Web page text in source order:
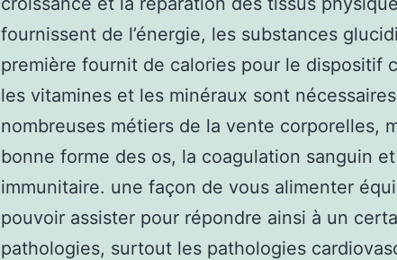
fournissent de l’énergie, les substances
première fournit de calories pour le dispositif
les vitamines et les minéraux sont
nombreuses métiers de la vente corporelles,
bonne forme des os, la coagulation sanguin
immunitaire. une façon de vous alimenter
pouvoir assister pour répondre ainsi à un
pathologies, surtout les pathologies